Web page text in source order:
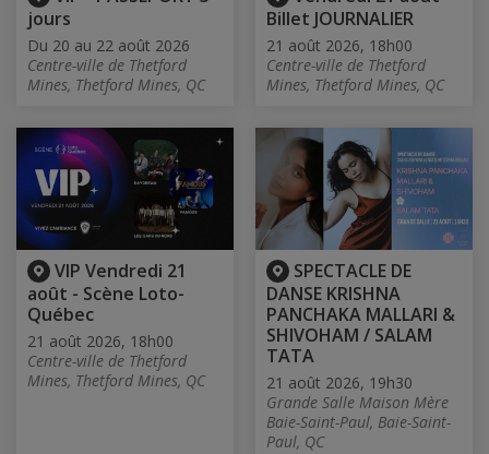
jours
Du 20 au 22 août 2026
Centre-ville de Thetford
Mines, Thetford Mines, QC
Billet JOURNALIER
21 août 2026, 18h00
Centre-ville de Thetford
Mines, Thetford Mines, QC
VIP Vendredi 21
août - Scène Loto-
Québec
21 août 2026, 18h00
Centre-ville de Thetford
Mines, Thetford Mines, QC
SPECTACLE DE
DANSE KRISHNA
PANCHAKA MALLARI &
SHIVOHAM / SALAM
TATA
21 août 2026, 19h30
Grande Salle Maison Mère
Baie-Saint-Paul, Baie-Saint-
Paul, QC